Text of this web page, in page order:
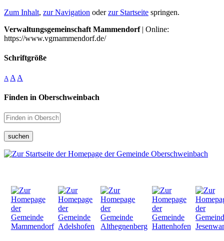
Zum Inhalt, zur Navigation oderzur Startseite springen.
Verwaltungsgemeinschaft Mammendorf| Online:
https://www.vgmammendorf.de/
Schriftgröße
A A A
Finden in Oberschweinbach
suchen